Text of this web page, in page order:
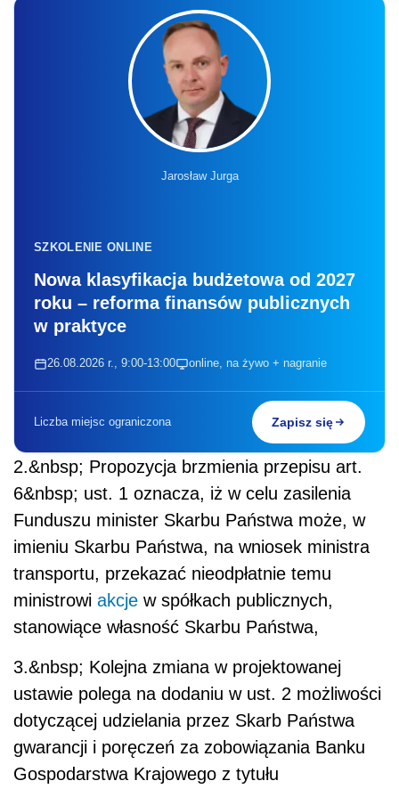
Jarosław Jurga
SZKOLENIE ONLINE
Nowa klasyfikacja budżetowa od 2027
roku – reforma finansów publicznych
w praktyce
26.08.2026 r., 9:00-13:00 online, na żywo + nagranie
Liczba miejsc ograniczona Zapisz się
2.&nbsp; Propozycja brzmienia przepisu art.
6&nbsp; ust. 1 oznacza, iż w celu zasilenia
Funduszu minister Skarbu Państwa może, w
imieniu Skarbu Państwa, na wniosek ministra
transportu, przekazać nieodpłatnie temu
ministrowi akcje w spółkach publicznych,
stanowiące własność Skarbu Państwa,
3.&nbsp; Kolejna zmiana w projektowanej
ustawie polega na dodaniu w ust. 2 możliwości
dotyczącej udzielania przez Skarb Państwa
gwarancji i poręczeń za zobowiązania Banku
Gospodarstwa Krajowego z tytułu